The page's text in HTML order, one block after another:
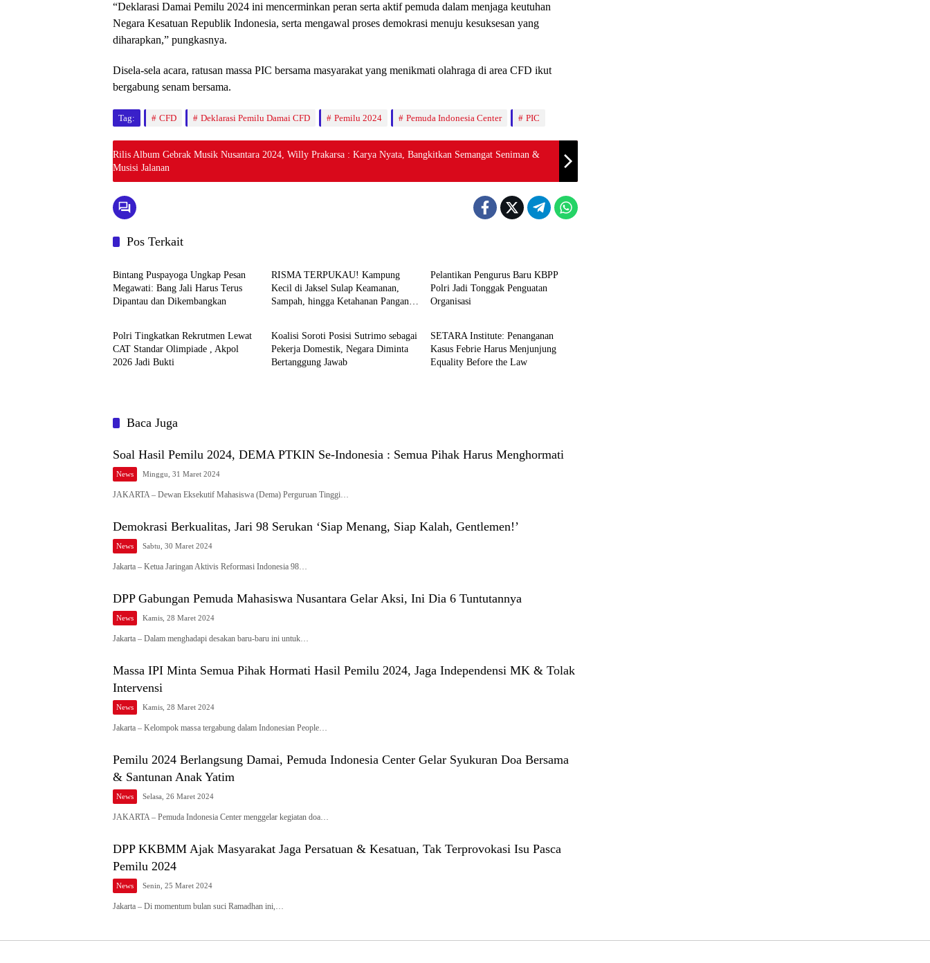
“Deklarasi Damai Pemilu 2024 ini mencerminkan peran serta aktif pemuda dalam menjaga keutuhan
Negara Kesatuan Republik Indonesia, serta mengawal proses demokrasi menuju kesuksesan yang
diharapkan,” pungkasnya.
Disela-sela acara, ratusan massa PIC bersama masyarakat yang menikmati olahraga di area CFD ikut
bergabung senam bersama.
Tag: CFD Deklarasi Pemilu Damai CFD Pemilu 2024 Pemuda Indonesia Center PIC
Rilis Album Gebrak Musik Nusantara 2024, Willy Prakarsa : Karya Nyata, Bangkitkan Semangat Seniman &
Musisi Jalanan
Pos Terkait
News
Bintang Puspayoga Ungkap Pesan
Megawati: Bang Jali Harus Terus
Dipantau dan Dikembangkan
RISMA TERPUKAU! Kampung
Kecil di Jaksel Sulap Keamanan,
Sampah, hingga Ketahanan Pangan
Pelantikan Pengurus Baru KBPP
Polri Jadi Tonggak Penguatan
Organisasi
News
Polri Tingkatkan Rekrutmen Lewat
CAT Standar Olimpiade , Akpol
2026 Jadi Bukti
News
Koalisi Soroti Posisi Sutrimo sebagai
Pekerja Domestik, Negara Diminta
Bertanggung Jawab
News
SETARA Institute: Penanganan
Kasus Febrie Harus Menjunjung
Equality Before the Law
Baca Juga
Soal Hasil Pemilu 2024, DEMA PTKIN Se-Indonesia : Semua Pihak Harus Menghormati
News Minggu, 31 Maret 2024
JAKARTA – Dewan Eksekutif Mahasiswa (Dema) Perguruan Tinggi…
Demokrasi Berkualitas, Jari 98 Serukan ‘Siap Menang, Siap Kalah, Gentlemen!’
News Sabtu, 30 Maret 2024
Jakarta – Ketua Jaringan Aktivis Reformasi Indonesia 98…
DPP Gabungan Pemuda Mahasiswa Nusantara Gelar Aksi, Ini Dia 6 Tuntutannya
News Kamis, 28 Maret 2024
Jakarta – Dalam menghadapi desakan baru-baru ini untuk…
Massa IPI Minta Semua Pihak Hormati Hasil Pemilu 2024, Jaga Independensi MK & Tolak
Intervensi
News Kamis, 28 Maret 2024
Jakarta – Kelompok massa tergabung dalam Indonesian People…
Pemilu 2024 Berlangsung Damai, Pemuda Indonesia Center Gelar Syukuran Doa Bersama
& Santunan Anak Yatim
News Selasa, 26 Maret 2024
JAKARTA – Pemuda Indonesia Center menggelar kegiatan doa…
DPP KKBMM Ajak Masyarakat Jaga Persatuan & Kesatuan, Tak Terprovokasi Isu Pasca
Pemilu 2024
News Senin, 25 Maret 2024
Jakarta – Di momentum bulan suci Ramadhan ini,…